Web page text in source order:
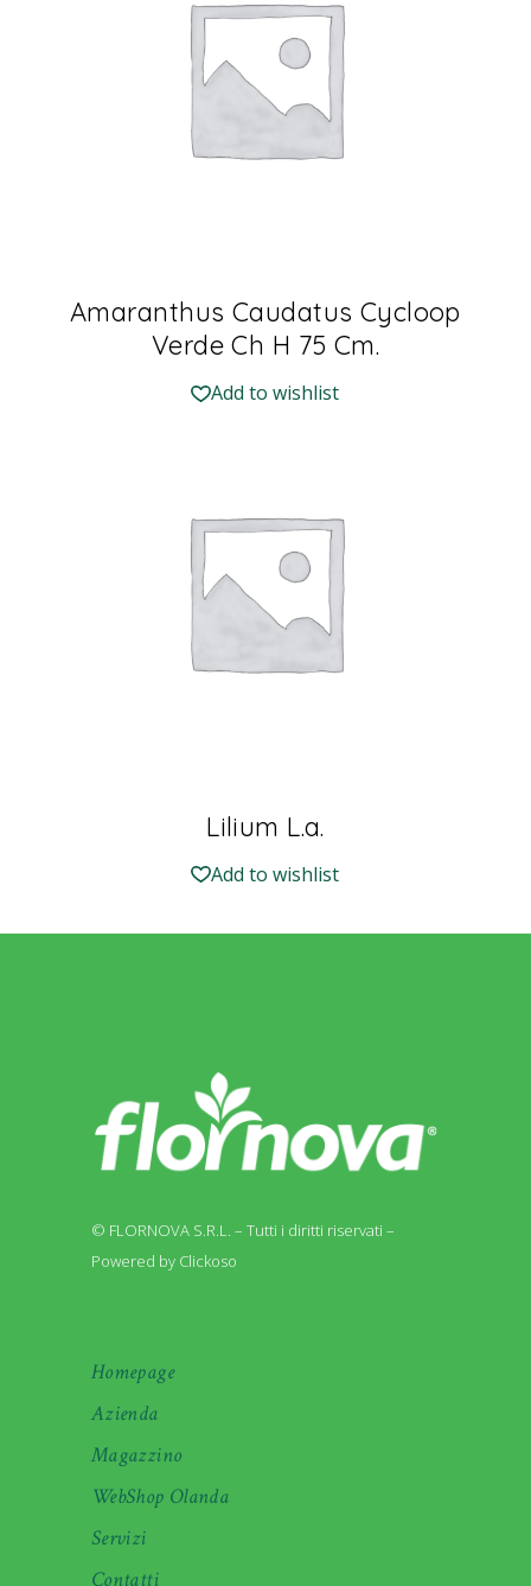
Amaranthus Caudatus Cycloop
Verde Ch H 75 Cm.
Add to wishlist
Lilium L.a.
Add to wishlist
© FLORNOVA S.R.L. – Tutti i diritti riservati –
Powered by Clickoso
Homepage
Azienda
Magazzino
WebShop Olanda
Servizi
Contatti